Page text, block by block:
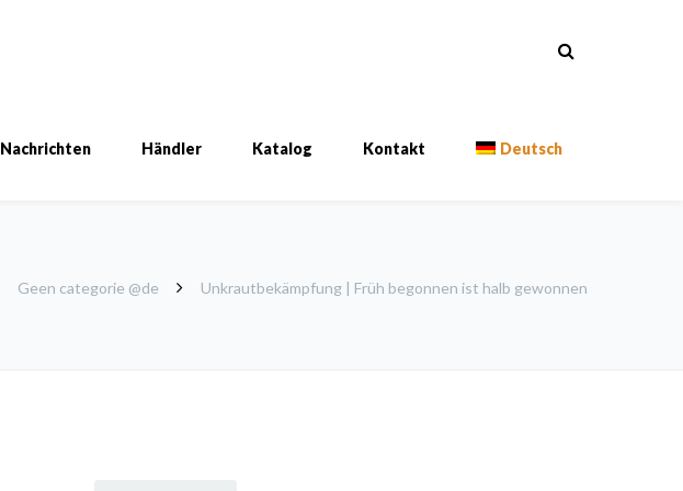
Nachrichten Händler Katalog Kontakt Deutsch
Geen categorie @de Unkrautbekämpfung | Früh begonnen ist halb gewonnen